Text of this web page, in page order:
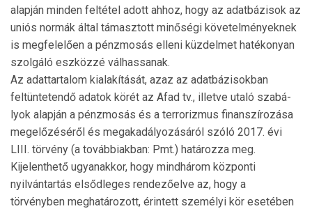
alapján min­den feltétel adott ahhoz, hogy az adatbázisok az
uniós nor­mák által támasztott minőségi kö­ve­telményeknek
is meg­fe­le­lően a pénz­mo­sás elleni küz­delmet hatékonyan
szolgáló eszközzé vál­has­sanak.
Az adattartalom kialakítását, azaz az adatbázisokban
feltüntetendő adatok körét az Afad tv., illetve utaló sza­bá­
lyok alapján a pénzmosás és a terrorizmus finanszírozása
megelőzéséről és megakadályozásáról szóló 2017. évi
LIII. törvény (a továb­bi­ak­ban: Pmt.) határozza meg.
Kijelenthető ugyanakkor, hogy mindhárom köz­ponti
nyilvántartás elsődleges ren­de­zőelve az, hogy a
törvényben meghatározott, érin­tett személyi kör esetében